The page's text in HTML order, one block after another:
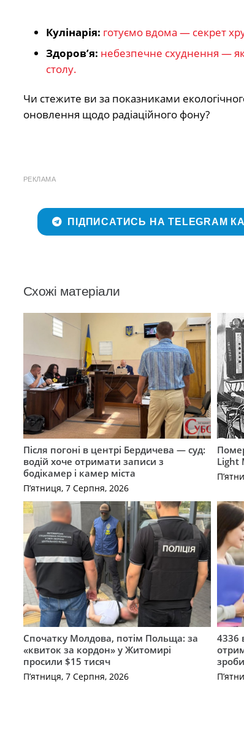
Кулінарія: готуємо вдома — секрет
Здоров’я: небезпечне схуднення — як
столу.
Чи стежите ви за показниками
оновлення щодо радіаційного фону?
РЕКЛАМА
ПІДПИСАТИСЬ НА TELEGRAM
Схожі матеріали
Після погоні в центрі Бердичева — суд:
водій хоче отримати записи з
бодікамер і камер міста
П’ятниця, 7 Серпня, 2026
Light
Спочатку Молдова, потім Польща: за
«квиток за кордон» у Житомирі
просили $15 тисяч
П’ятниця, 7 Серпня, 2026
4336